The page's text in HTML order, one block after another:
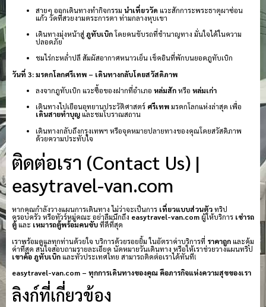
สายๆ ออกเดินทางทำกิจกรรม นำเที่ยววัด แวะสักการะพระธาตุผาซ่อน
แก้ว วัดที่สวยงามตระการตา ท่ามกลางหุบเขา
เดินทางมุ่งหน้าสู่ ภูทับเบิกโดยคนขับรถที่ชำนาญทาง มั่นใจได้ในความ
ปลอดภัย
ชมไร่กะหล่ำปลี สัมผัสอากาศหนาวเย็น เช็คอินที่พักบนยอดภูทับเบิก
วันที่ 3: มรดกโลกศรีเทพ – เดินทางกลับโดยสวัสดิภาพ
ลงจากภูทับเบิก แวะซื้อของฝากที่อำเภอ หล่มสักหรือ หล่มเก่า
เดินทางไปเยือนอุทยานประวัติศาสตร์ ศรีเทพมรดกโลกแห่งล่าสุด เพื่อ
เดินสายทำบุญและชมโบราณสถาน
เดินทางกลับถึงกรุงเทพฯ หรือจุดหมายปลายทางของคุณโดยสวัสดิภาพ
ด้วยความประทับใจ
ติดต่อเรา (Contact Us) |
easytravel-van.com
หากคุณกำลังวางแผนการเดินทาง ไม่ว่าจะเป็นการ เที่ยวแบบส่วนตัวทริป
ครอบครัว หรือทัวร์หมู่คณะ อย่าลืมนึกถึง easytravel-van.comผู้ให้บริการ เช่ารถ
ตู้และ เหมารถตู้พร้อมคนขับที่ดีที่สุด
เราพร้อมดูแลทุกท่านด้วยใจ บริการด้วยรอยยิ้ม ในอัตราค่าบริการที่ ราคาถูกและคุ้ม
ค่าที่สุด สนใจสอบถามรายละเอียด นัดหมายวันเดินทาง หรือให้เราช่วยวางแผนทริป
เขาค้อภูทับเบิกและทั่วประเทศไทย สามารถติดต่อเราได้ทันที!
easytravel-van.com – ทุกการเดินทางของคุณ คือภารกิจแห่งความสุขของเรา
ลิงก์ที่เกี่ยวข้อง